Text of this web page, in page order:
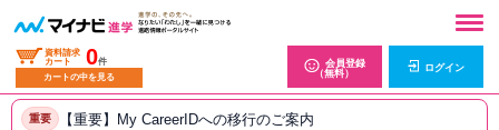
資料請求
カート
0件
カートの中を見る
会員登録
（無料）
ログイン
重要 【重要】My CareerIDへの移行のご案内